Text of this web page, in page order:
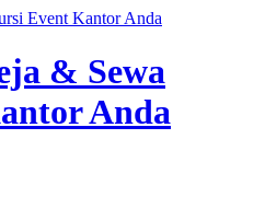
& Sewa
Anda